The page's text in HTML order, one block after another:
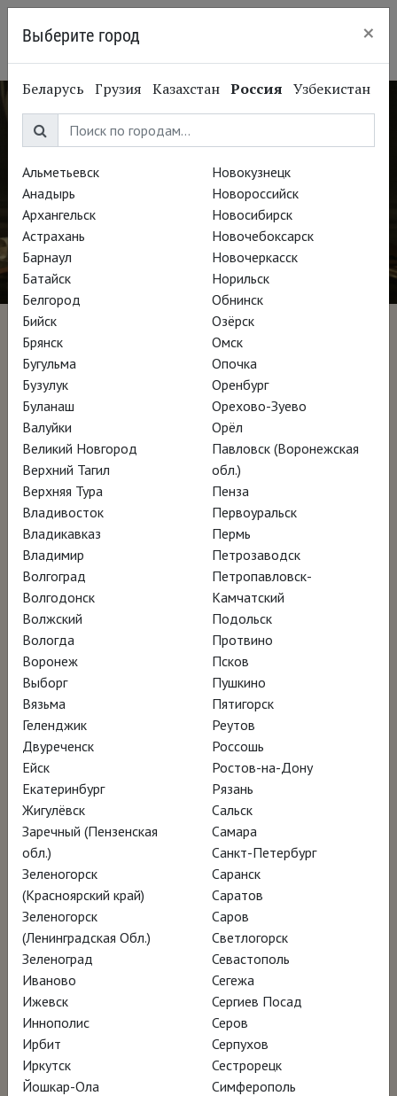
Мурильо: Путь художника
Режиссёр Хосе Мануэль Гомес Видаль
Шедевр Бартоломе Эстебана Мурильо
«Маленький нищий» из коллекции Лувра
отправляется на родину – в Севилью, где
был создан три с половиной века назад.
Это путешествие становится отправной
точкой для разговора о художнике, чья
слава гремела в Европе в XVIII – XIX веках.
Позже его картины были незаслуженно
забыты, но сейчас Мурильо вновь
привлекает зрителей глубиной и
человечностью образов и виртуозной
техникой.
Фильм, съёмки которого прошли во
Франции и Испании, заново открывает
одного из знаковых испанских художников,
предлагает комментарии искусствоведов,
реставраторов и хранителей и погружает в
атмосферу Севильи XVII века – города,
который стал перекрёстком культур и
родиной испанского барокко.
Ролик ВКонтакте
«Лучший художник Севильи»: лекция
Выберите город ×
Беларусь Грузия Казахстан Россия Узбекистан
Альметьевск
Анадырь
Архангельск
Астрахань
Барнаул
Батайск
Белгород
Бийск
Брянск
Бугульма
Бузулук
Буланаш
Валуйки
Великий Новгород
Верхний Тагил
Верхняя Тура
Владивосток
Владикавказ
Владимир
Волгоград
Волгодонск
Волжский
Вологда
Воронеж
Выборг
Вязьма
Геленджик
Двуреченск
Ейск
Екатеринбург
Жигулёвск
Заречный (Пензенская
обл.)
Зеленогорск
(Красноярский край)
Зеленогорск
(Ленинградская Обл.)
Зеленоград
Иваново
Ижевск
Иннополис
Ирбит
Иркутск
Йошкар-Ола
Новокузнецк
Новороссийск
Новосибирск
Новочебоксарск
Новочеркасск
Норильск
Обнинск
Озёрск
Омск
Опочка
Оренбург
Орехово-Зуево
Орёл
Павловск (Воронежская
обл.)
Пенза
Первоуральск
Пермь
Петрозаводск
Петропавловск-
Камчатский
Подольск
Протвино
Псков
Пушкино
Пятигорск
Реутов
Россошь
Ростов-на-Дону
Рязань
Сальск
Самара
Санкт-Петербург
Саранск
Саратов
Саров
Светлогорск
Севастополь
Сегежа
Сергиев Посад
Серов
Серпухов
Сестрорецк
Симферополь